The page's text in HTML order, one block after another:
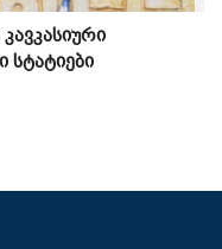
სტატიები